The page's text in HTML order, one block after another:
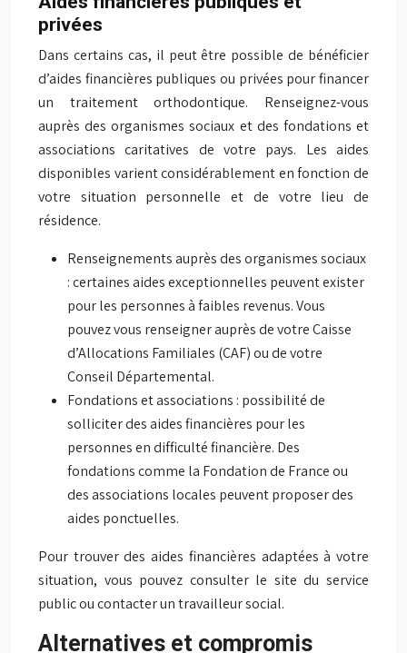
privées
Dans certains cas, il peut être possible de bénéficier
d’aides financières publiques ou privées pour financer
un traitement orthodontique. Renseignez-vous
auprès des organismes sociaux et des fondations et
associations caritatives de votre pays. Les aides
disponibles varient considérablement en fonction de
votre situation personnelle et de votre lieu de
résidence.
Renseignements auprès des organismes sociaux
: certaines aides exceptionnelles peuvent exister
pour les personnes à faibles revenus. Vous
pouvez vous renseigner auprès de votre Caisse
d’Allocations Familiales (CAF) ou de votre
Conseil Départemental.
Fondations et associations : possibilité de
solliciter des aides financières pour les
personnes en difficulté financière. Des
fondations comme la Fondation de France ou
des associations locales peuvent proposer des
aides ponctuelles.
Pour trouver des aides financières adaptées à votre
situation, vous pouvez consulter le site du service
public ou contacter un travailleur social.
Alternatives et compromis